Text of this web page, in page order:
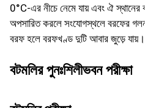
0°C-এর নীচে নেমে যায় এবং ঐ
অপসারিত করলে সংযোগস্থলে বরফের
বরফ হলে বরফখণ্ড দুটি আবার জুড়ে যায়।
বটমলির পুনঃশিলীভবন পরীক্ষা